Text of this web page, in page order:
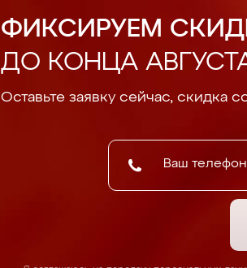
ФИКСИРУЕМ
ДО КОНЦА
Оставьте заявку сейчас, скидка